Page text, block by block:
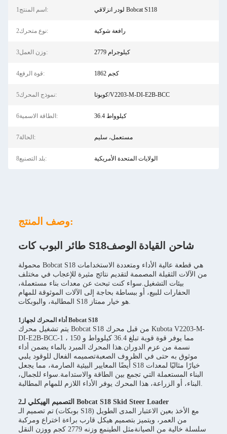
1اسم المنتج: لودر انزلاقي Bobcat S118
2نوع متحرك: رافعة شوكية
3وزن العمل: 2779 كيلوجرام
4قوة الرفع: 1862 كجم
5نموذج المحرك: كوبوتا/V2203-M-DI-E2B-BCC
6الطاقة الاسمية: 36.4 كيلوواط
7الحالة: مستعمل، سليم
8بلد التصنيع: الولايات المتحدة الأمريكية
وصف المنتج:
طائر البوب كات S18 شاحن القيادة الوصف
محمولة Bobcat S18 هي قطعة عالية الأداء ومتعددة الاستخدامات
من الآلات الثقيلة المصممة لتقديم نتائج مثيرة للإعجاب في مختلف
بيئات التشغيل.سواء كنت تبحث عن معدات بناء مستعملة،
الحفارات للبيع، أو ببساطة بحاجة إلى الآلات الموثوقة للمهام
المطالبة، والبوبكات S18 هو خيار ممتاز.
1أداء المحرك لجهاز Bobcat S18
يتم تشغيل محرك Bobcat S18 من قبل محرك Kubota V2203-M-
DI-E2B-BCC-1 ، مما يوفر قوة قوية تبلغ 36.4 كيلوواط و 150
نسمة من عزم الدوران.هذا المحرك المبرد بالماء يضمن أداء
موثوق به حتى في الظروف الصعبةتصميمه الفعال للوقود يلبي
أيضًا المعايير البيئية الصارمة، مما يجعل S18 خيارًا مثاليًا لمعدات
البناء المستعملة التي تجمع بين الطاقة والاستدامة.سواء للجمال،
البناء، أو الزراعة، هذا المحرك يوفر الأداء اللازم للمهام المطالبة.
2التصميم الهيكلي لـ Bobcat S18 Skid Steer Loader
تم تصميم الـ (بوبكات S18) مع الأخذ بعين الاعتبار المدى الطويل
من العمر، ويتميز بتصميم هيكل قارب براءة اختراع ومركبة
سلسلة خالية من الصيانةمثل الطينمع وزنه 2779 كجم ووزن النقل